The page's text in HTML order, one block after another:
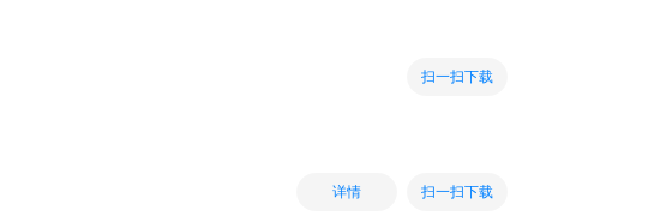
扫一扫下载
详情 扫一扫下载